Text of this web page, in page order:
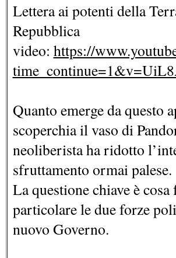
Lettera ai potenti della
Repubblica
video: https://
Quanto emerge da questo
scoperchia il vaso di
neoliberista ha ridotto
sfruttamento ormai palese.
La questione chiave è
particolare le due forze
nuovo Governo.